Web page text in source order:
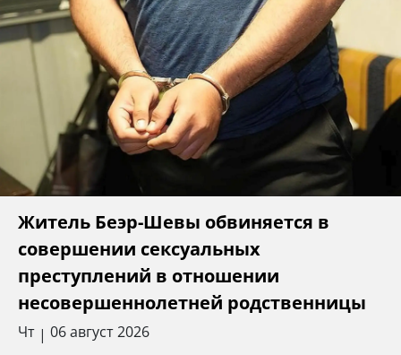
Житель Беэр-Шевы обвиняется в
совершении сексуальных
преступлений в отношении
несовершеннолетней родственницы
Чт | 06 август 2026